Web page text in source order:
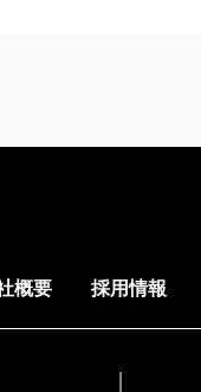
概要 採用情報